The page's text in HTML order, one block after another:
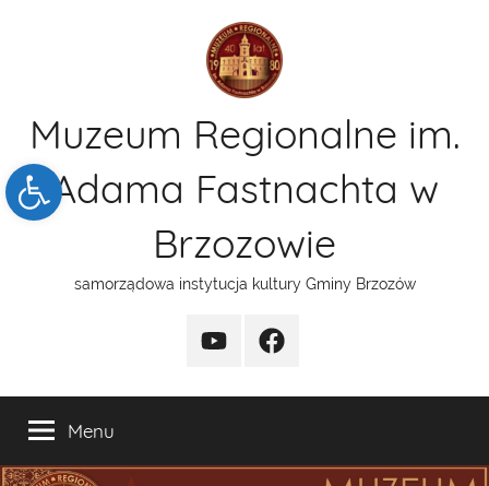
Open toolbar
Muzeum Regionalne im.
Adama Fastnachta w
Brzozowie
samorządowa instytucja kultury Gminy Brzozów
kanal
funpage
Menu